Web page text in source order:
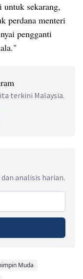
untuk sekarang,
perdana menteri
pengganti
terkini Malaysia.
analisis harian.
Muda